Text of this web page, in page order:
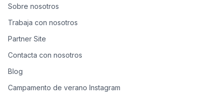
Sobre nosotros
Trabaja con nosotros
Partner Site
Contacta con nosotros
Blog
Campamento de verano Instagram